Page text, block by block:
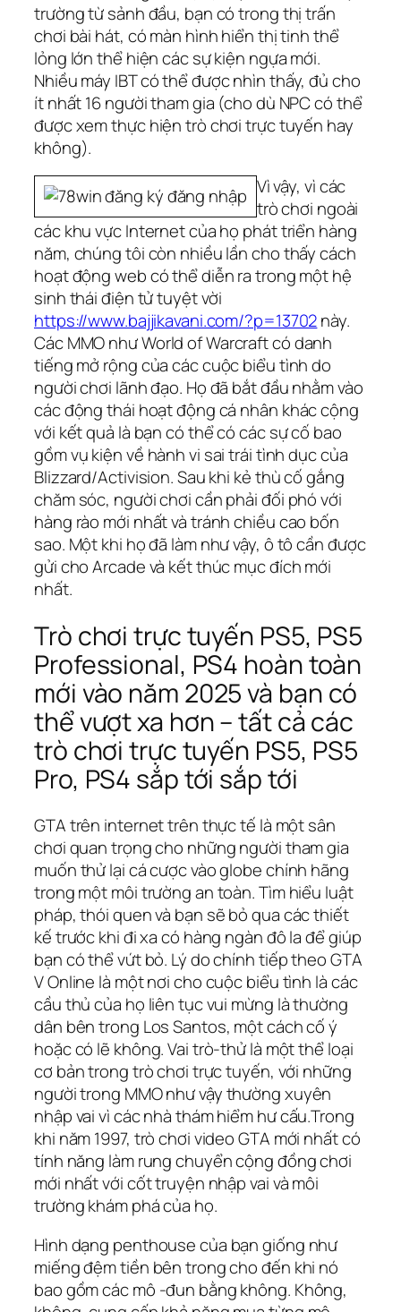
trường từ sảnh đầu, bạn có trong thị trấn
chơi bài hát, có màn hình hiển thị tinh thể
lỏng lớn thể hiện các sự kiện ngựa mới.
Nhiều máy IBT có thể được nhìn thấy, đủ cho
ít nhất 16 người tham gia (cho dù NPC có thể
được xem thực hiện trò chơi trực tuyến hay
không).
Vì vậy, vì các
trò chơi ngoài
các khu vực Internet của họ phát triển hàng
năm, chúng tôi còn nhiều lần cho thấy cách
hoạt động web có thể diễn ra trong một hệ
sinh thái điện tử tuyệt vời
https://www.bajjikavani.com/?p=13702này.
Các MMO như World of Warcraft có danh
tiếng mở rộng của các cuộc biểu tình do
người chơi lãnh đạo. Họ đã bắt đầu nhằm vào
các động thái hoạt động cá nhân khác cộng
với kết quả là bạn có thể có các sự cố bao
gồm vụ kiện về hành vi sai trái tình dục của
Blizzard/Activision. Sau khi kẻ thù cố gắng
chăm sóc, người chơi cần phải đối phó với
hàng rào mới nhất và tránh chiều cao bốn
sao. Một khi họ đã làm như vậy, ô tô cần được
gửi cho Arcade và kết thúc mục đích mới
nhất.
Trò chơi trực tuyến PS5, PS5
Professional, PS4 hoàn toàn
mới vào năm 2025 và bạn có
thể vượt xa hơn – tất cả các
trò chơi trực tuyến PS5, PS5
Pro, PS4 sắp tới sắp tới
GTA trên internet trên thực tế là một sân
chơi quan trọng cho những người tham gia
muốn thử lại cá cược vào globe chính hãng
trong một môi trường an toàn. Tìm hiểu luật
pháp, thói quen và bạn sẽ bỏ qua các thiết
kế trước khi đi xa có hàng ngàn đô la để giúp
bạn có thể vứt bỏ. Lý do chính tiếp theo GTA
V Online là một nơi cho cuộc biểu tình là các
cầu thủ của họ liên tục vui mừng là thường
dân bên trong Los Santos, một cách cố ý
hoặc có lẽ không. Vai trò-thử là một thể loại
cơ bản trong trò chơi trực tuyến, với những
người trong MMO như vậy thường xuyên
nhập vai vì các nhà thám hiểm hư cấu.Trong
khi năm 1997, trò chơi video GTA mới nhất có
tính năng làm rung chuyển cộng đồng chơi
mới nhất với cốt truyện nhập vai và môi
trường khám phá của họ.
Hình dạng penthouse của bạn giống như
miếng đệm tiền bên trong cho đến khi nó
bao gồm các mô -đun bằng không. Không,